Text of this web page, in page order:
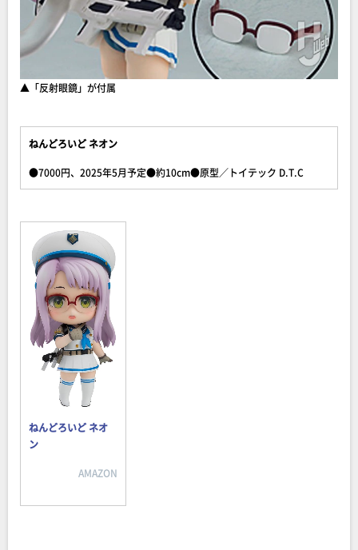
▲「反射眼鏡」が付属
ねんどろいど ネオン
●7000円、2025年5月予定●約10cm●原型／トイテック D.T.C
ねんどろいど ネオ
ン
AMAZON